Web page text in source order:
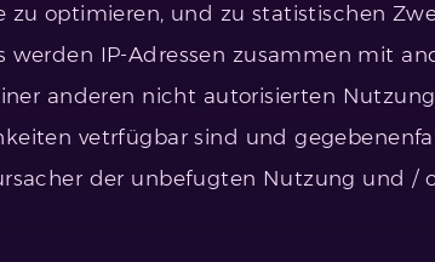
zu optimieren, und zu statistischen
werden IP-Adressen zusammen mit
anderen nicht autorisierten
vetrfügbar sind und
der unbefugten Nutzung und /